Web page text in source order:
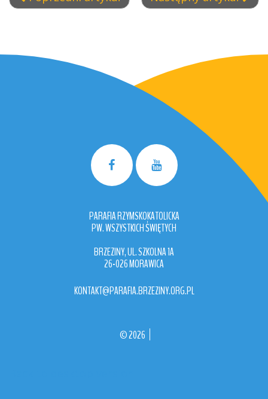
PARAFIA RZYMSKOKATOLICKA
PW. WSZYSTKICH ŚWIĘTYCH
BRZEZINY, UL. SZKOLNA 1A
26-026 MORAWICA
KONTAKT@PARAFIA.BRZEZINY.ORG.PL
©2026